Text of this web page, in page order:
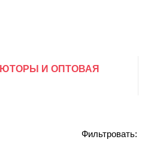
И ОПТОВАЯ
Фильтровать: